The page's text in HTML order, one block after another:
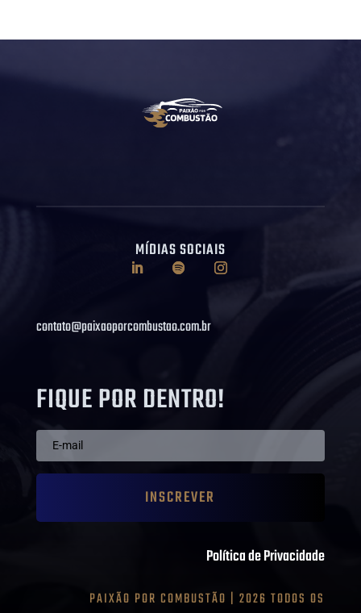
MÍDIAS SOCIAIS
contato@paixaoporcombustao.com.br
FIQUE POR DENTRO!
INSCREVER
Política de Privacidade
PAIXÃO POR COMBUSTÃO | 2026 TODOS OS